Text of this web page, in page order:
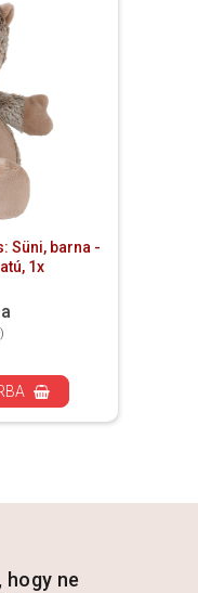
Süni, barna -
1x
ne